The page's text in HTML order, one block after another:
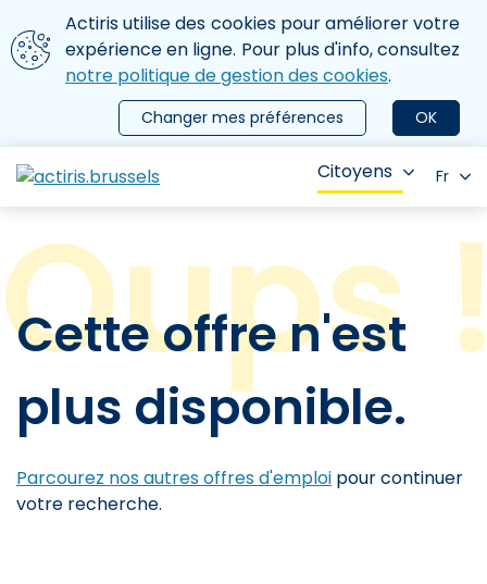
Aller au contenu principal
Nous utilisons des cookies
Actiris utilise des cookies pour améliorer votre
expérience en ligne. Pour plus d'info, consultez
notre politique de gestion des cookies.
OK
Changer mes préférences
le menu
Citoyens Fr
Cette offre n'est
plus disponible.
Parcourez nos autres offres d'emploi pour continuer
votre recherche.